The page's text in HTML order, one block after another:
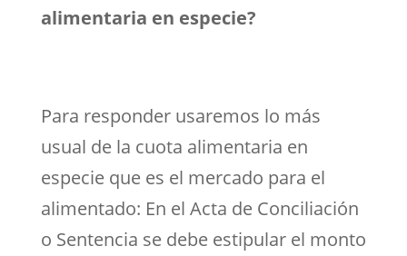
alimentaria en especie?
Para responder usaremos lo más
usual de la cuota alimentaria en
especie que es el mercado para el
alimentado: En el Acta de Conciliación
o Sentencia se debe estipular el monto